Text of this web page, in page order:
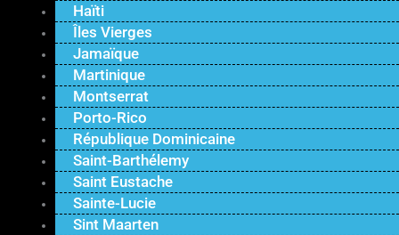
Haïti
Îles Vierges
Jamaïque
Martinique
Montserrat
Porto-Rico
République Dominicaine
Saint-Barthélemy
Saint Eustache
Sainte-Lucie
Sint Maarten